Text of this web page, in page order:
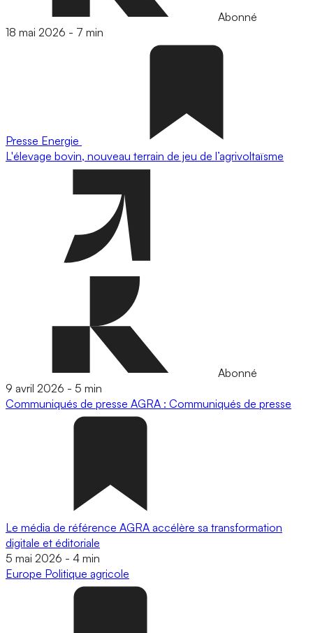
Abonné
18 mai 2026 - 7 min
Presse Energie
L'élevage bovin, nouveau terrain de jeu de l’agrivoltaïsme
Abonné
9 avril 2026 - 5 min
Communiqués de presse AGRA : Communiqués de presse
Le média de référence AGRA accélère sa transformation
digitale et éditoriale
5 mai 2026 - 4 min
Europe Politique agricole